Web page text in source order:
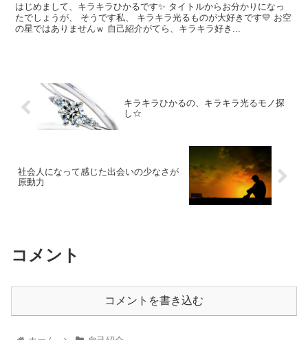
はじめまして、キラキラひかるです✨ タイトルからお分かりになっ
たでしょうが、 そうです私、 キラキラ光るものが大好きです💛 お空
の星ではありませんｗ 自己紹介がてら、キラキラ好き...
キラキラひかるの、キラキラ光るモノ探
し☆
社会人になって感じた出会いの少なさが
原動力
コメント
コメントを書き込む